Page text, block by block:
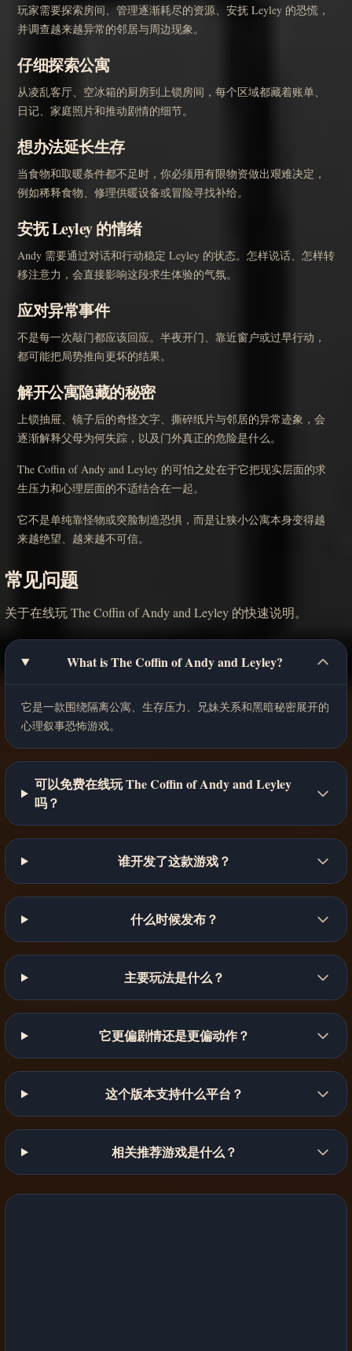
玩家需要探索房间、管理逐渐耗尽的资源、安抚 Leyley 的恐慌，
并调查越来越异常的邻居与周边现象。
仔细探索公寓
从凌乱客厅、空冰箱的厨房到上锁房间，每个区域都藏着账单、
日记、家庭照片和推动剧情的细节。
想办法延长生存
当食物和取暖条件都不足时，你必须用有限物资做出艰难决定，
例如稀释食物、修理供暖设备或冒险寻找补给。
安抚 Leyley 的情绪
Andy 需要通过对话和行动稳定 Leyley 的状态。怎样说话、怎样转
移注意力，会直接影响这段求生体验的气氛。
应对异常事件
不是每一次敲门都应该回应。半夜开门、靠近窗户或过早行动，
都可能把局势推向更坏的结果。
解开公寓隐藏的秘密
上锁抽屉、镜子后的奇怪文字、撕碎纸片与邻居的异常迹象，会
逐渐解释父母为何失踪，以及门外真正的危险是什么。
The Coffin of Andy and Leyley 的可怕之处在于它把现实层面的求
生压力和心理层面的不适结合在一起。
它不是单纯靠怪物或突脸制造恐惧，而是让狭小公寓本身变得越
来越绝望、越来越不可信。
常见问题
关于在线玩 The Coffin of Andy and Leyley 的快速说明。
What is The Coffin of Andy and Leyley?
它是一款围绕隔离公寓、生存压力、兄妹关系和黑暗秘密展开的
心理叙事恐怖游戏。
可以免费在线玩 The Coffin of Andy and Leyley
吗？
谁开发了这款游戏？
什么时候发布？
主要玩法是什么？
它更偏剧情还是更偏动作？
这个版本支持什么平台？
相关推荐游戏是什么？